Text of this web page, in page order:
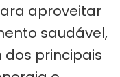
aproveitar
saudável,
principais